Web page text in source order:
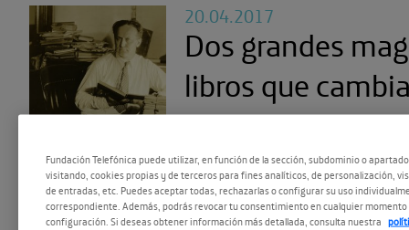
20.04.2017
Dos grandes
libros que
vidas
Cómo el azar y la lectura
transformaron la historia
Fundación Telefónica puede utilizar, en función de la sección, subdominio o
visitando, cookies propias y de terceros para fines analíticos, de personalización,
de entradas, etc. Puedes aceptar todas, rechazarlas o configurar su uso
correspondiente. Además, podrás revocar tu consentimiento en cualquier momento
configuración. Si deseas obtener información más detallada, consulta nuestra